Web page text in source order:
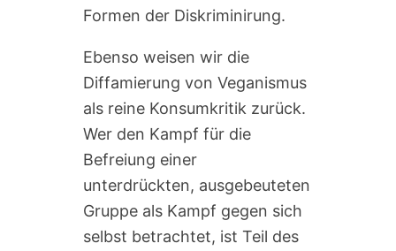
Formen der Diskriminirung.
Ebenso weisen wir die
Diffamierung von Veganismus
als reine Konsumkritik zurück.
Wer den Kampf für die
Befreiung einer
unterdrückten, ausgebeuteten
Gruppe als Kampf gegen sich
selbst betrachtet, ist Teil des